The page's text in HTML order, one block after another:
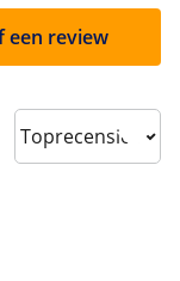
een review
Sort reviews